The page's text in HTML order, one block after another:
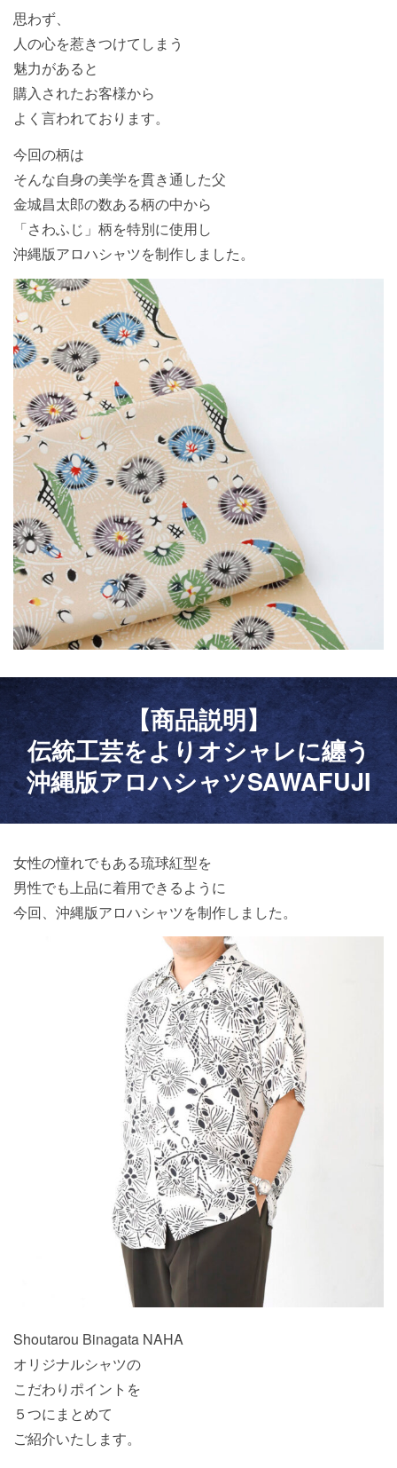
思わず、
人の心を惹きつけてしまう
魅力があると
購入されたお客様から
よく言われております。
今回の柄は
そんな自身の美学を貫き通した父
金城昌太郎の数ある柄の中から
「さわふじ」柄を特別に使用し
沖縄版アロハシャツを制作しました。
【商品説明】
伝統工芸をよりオシャレに纏う
沖縄版アロハシャツSAWAFUJI
女性の憧れでもある琉球紅型を
男性でも上品に着用できるように
今回、沖縄版アロハシャツを制作しました。
Shoutarou Binagata NAHA
オリジナルシャツの
こだわりポイントを
５つにまとめて
ご紹介いたします。